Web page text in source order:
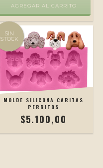
AGREGAR AL CARRITO
SIN
STOCK
MOLDE SILICONA CARITAS
PERRITOS
$5.100,00